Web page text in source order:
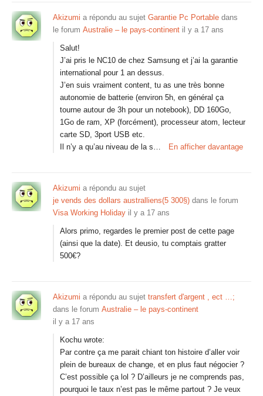
Akizumi a répondu au sujet Garantie Pc Portable dans
le forum Australie – le pays-continent il y a 17 ans
Salut!
J’ai pris le NC10 de chez Samsung et j’ai la garantie
international pour 1 an dessus.
J’en suis vraiment content, tu as une très bonne
autonomie de batterie (environ 5h, en général ça
tourne autour de 3h pour un notebook), DD 160Go,
1Go de ram, XP (forcément), processeur atom, lecteur
carte SD, 3port USB etc.
Il n’y a qu’au niveau de la s…
En afficher davantage
Akizumi a répondu au sujet
je vends des dollars australliens(5 300§) dans le forum
Visa Working Holiday il y a 17 ans
Alors primo, regardes le premier post de cette page
(ainsi que la date). Et deusio, tu comptais gratter
500€?
Akizumi a répondu au sujet transfert d'argent , ect …;
dans le forum Australie – le pays-continent
il y a 17 ans
Kochu wrote:
Par contre ça me parait chiant ton histoire d’aller voir
plein de bureaux de change, et en plus faut négocier ?
C’est possible ça lol ? D’ailleurs je ne comprends pas,
pourquoi le taux n’est pas le même partout ? Je veux